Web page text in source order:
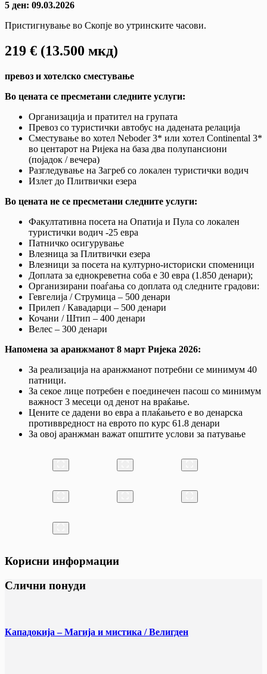
5 ден: 09.03.2026
Пристигнување во Скопје во утринските часови.
219 € (13.500 мкд)
превоз и хотелско сместување
Во цената се пресметани следните услуги:
Организација и пратител на групата
Превоз со туристички автобус на дадената релација
Сместување во хотел Neboder 3* или хотел Continental 3*
во центарот на Ријека на база два полупансиони
(појадок / вечера)
Разгледување на Загреб со локален туристички водич
Излет до Плитвички езера
Во цената не се пресметани следните услуги:
Факултативна посета на Опатија и Пула со локален
туристички водич -25 евра
Патничко осигурување
Влезница за Плитвички езера
Влезници за посета на културно-историски споменици
Доплата за еднокреветна соба е 30 евра (1.850 денари);
Организирани поаѓања со доплата од следните градови:
Гевгелија / Струмица – 500 денари
Прилеп / Кавадарци – 500 денари
Кочани / Штип – 400 денари
Велес – 300 денари
Напомена за аранжманот 8 март Ријека 2026:
За реализација на аранжманот потребни се минимум 40
патници.
За секое лице потребен е поединечен пасош со минимум
важност 3 месеци од денот на враќање.
Цените се дадени во евра а плаќањето е во денарска
противвредност на еврото по курс 61.8 денари
За овој аранжман важат општите услови за патување
Корисни информации
Слични понуди
Кападокија – Магија и мистика / Велигден